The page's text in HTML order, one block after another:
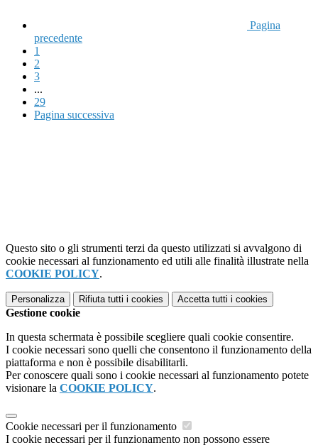
Pagina
precedente
1
2
3
...
29
Pagina successiva
Questo sito o gli strumenti terzi da questo utilizzati si avvalgono di
cookie necessari al funzionamento ed utili alle finalità illustrate nella
COOKIE POLICY.
Personalizza Rifiuta tutti i cookies Accetta tutti i cookies
Gestione cookie
In questa schermata è possibile scegliere quali cookie consentire.
I cookie necessari sono quelli che consentono il funzionamento della
piattaforma e non è possibile disabilitarli.
Per conoscere quali sono i cookie necessari al funzionamento potete
visionare la COOKIE POLICY.
Cookie necessari per il funzionamento
I cookie necessari per il funzionamento non possono essere